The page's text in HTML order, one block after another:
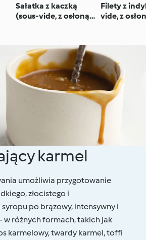
Sałatka z kaczką
(sous-vide, z osłoną
Filety z
vide, z
karmel
umożliwia przygotowanie
złocistego i
po brązowy, intensywny i
w różnych formach, takich jak
karmelowy, twardy karmel, toffi